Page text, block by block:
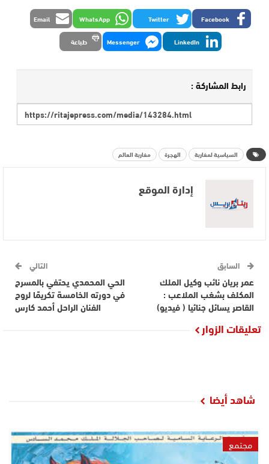
Facebook
Twitter
WhatsApp
Email
LinkedIn
Messenger طباعة
رابط المشاركة :
السياسية لمغاربة الهجرة مغاربة العالم
إدارة الموقع
السابق
عمر بريان نائب وكيل الملك
المكلف بشغب الملاعب :
القاصر يسائل جنائيا ( فيديو)
التالي
الحي المحمدي يحتفي بالمسرح
في دورته الخامسة تكريمًا لروح
الفنان الراحل أحمد كارس
تعليقات الزوار
شاهد أيضا
مجتمع